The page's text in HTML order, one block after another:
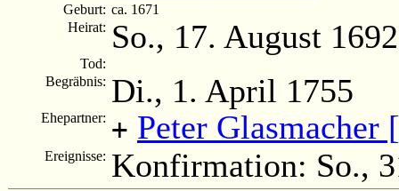
Geburt: ca. 1671
Heirat: So., 17. August 1692
Tod:
Begräbnis: Di., 1. April 1755
Ehepartner: + Peter Glasmacher
Ereignisse: Konfirmation: So.,